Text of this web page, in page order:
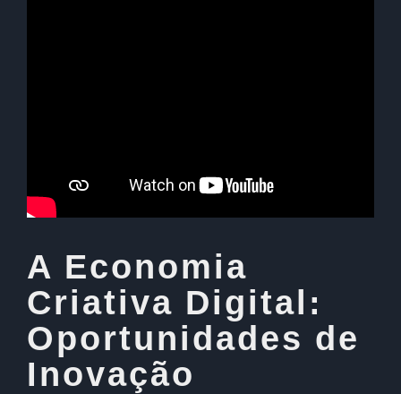
A Economia
Criativa Digital:
Oportunidades de
Inovação